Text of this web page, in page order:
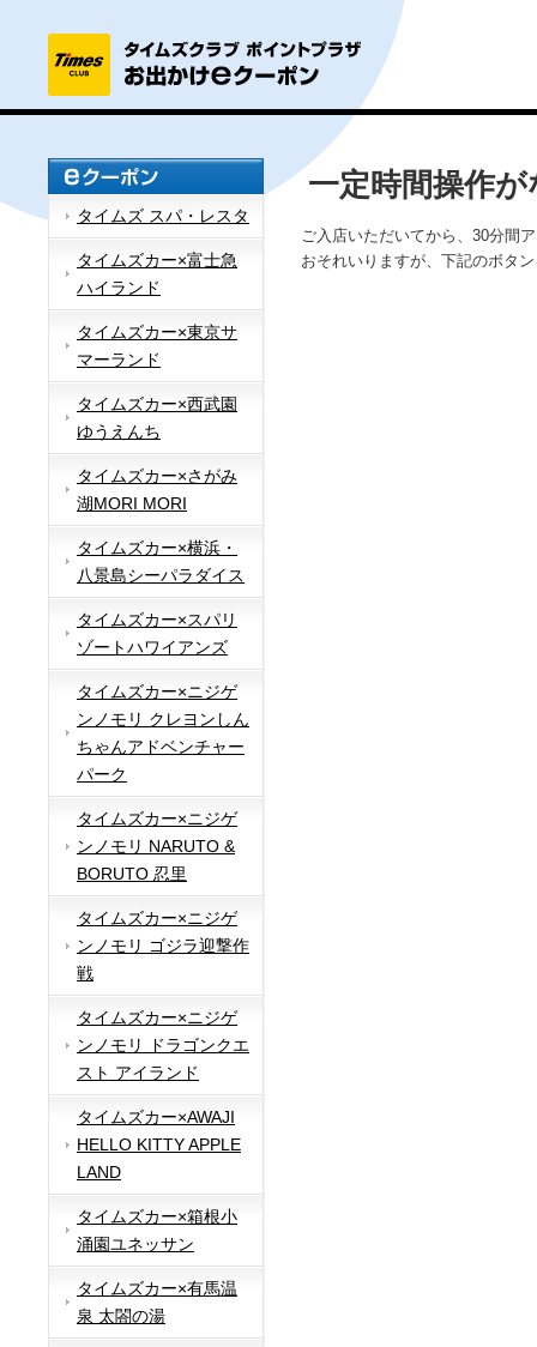
タイムズ スパ・レスタ
タイムズカー×富士急
ハイランド
タイムズカー×東京サ
マーランド
タイムズカー×西武園
ゆうえんち
タイムズカー×さがみ
湖MORI MORI
タイムズカー×横浜・
八景島シーパラダイス
タイムズカー×スパリ
ゾートハワイアンズ
タイムズカー×ニジゲ
ンノモリ クレヨンしん
ちゃんアドベンチャー
パーク
タイムズカー×ニジゲ
ンノモリ NARUTO &
BORUTO 忍里
タイムズカー×ニジゲ
ンノモリ ゴジラ迎撃作
戦
タイムズカー×ニジゲ
ンノモリ ドラゴンクエ
スト アイランド
タイムズカー×AWAJI
HELLO KITTY APPLE
LAND
タイムズカー×箱根小
涌園ユネッサン
タイムズカー×有馬温
泉 太閤の湯
一定時間操作
ご入店いただいてから、30分間
おそれいりますが、下記のボタ